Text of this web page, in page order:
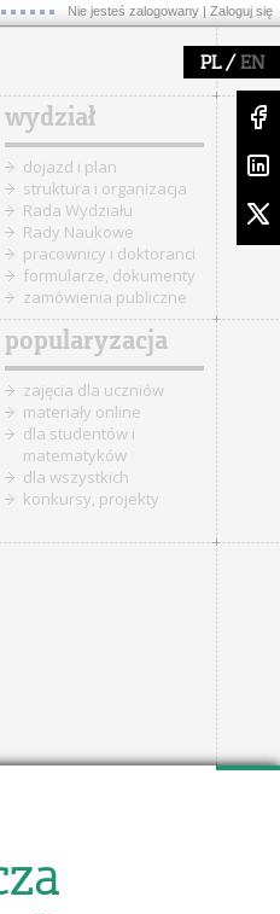
Nie jesteś zalogowany | Zaloguj się
PL/ EN
wydział
dojazd i plan
struktura i organizacja
Rada Wydziału
Rady Naukowe
pracownicy i doktoranci
formularze, dokumenty
zamówienia publiczne
popularyzacja
zajęcia dla uczniów
materiały online
dla studentów i
matematyków
dla wszystkich
konkursy, projekty